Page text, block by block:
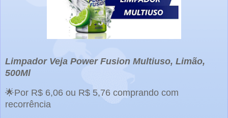
Limpador Veja Power Fusion Multiuso, Limão,
500Ml
🌟Por R$ 6,06 ou R$ 5,76 comprando com
recorrência